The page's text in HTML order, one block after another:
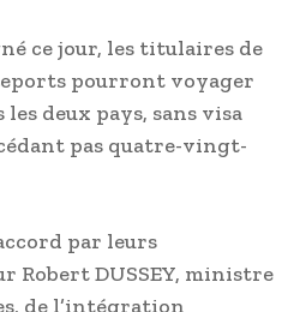
ce jour, les titulaires de
pourront voyager
deux pays, sans visa
pas quatre-vingt-
par leurs
Robert DUSSEY, ministre
de l’intégration